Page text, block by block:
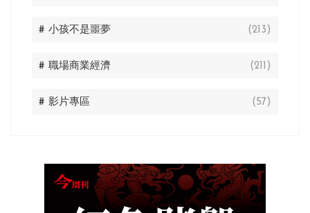
# 小孩不是噩夢 (213)
# 職場商業經濟 (211)
# 影片專區 (57)